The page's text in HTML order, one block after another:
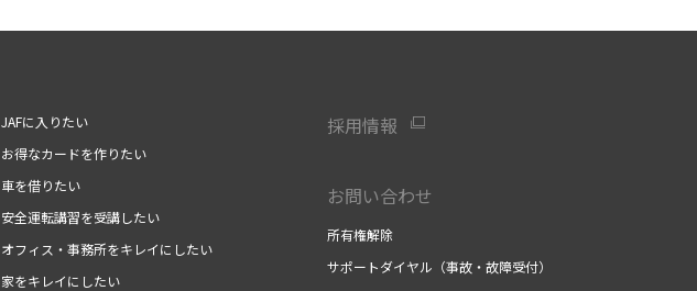
JAFに入りたい
お得なカードを作りたい
車を借りたい
安全運転講習を受講したい
オフィス・事務所をキレイにしたい
家をキレイにしたい
採用情報
お問い合わせ
所有権解除
サポートダイヤル（事故・故障受付）